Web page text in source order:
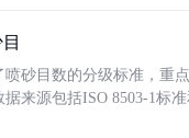
砂目数的分级标准，重
来源包括ISO 8503-1标